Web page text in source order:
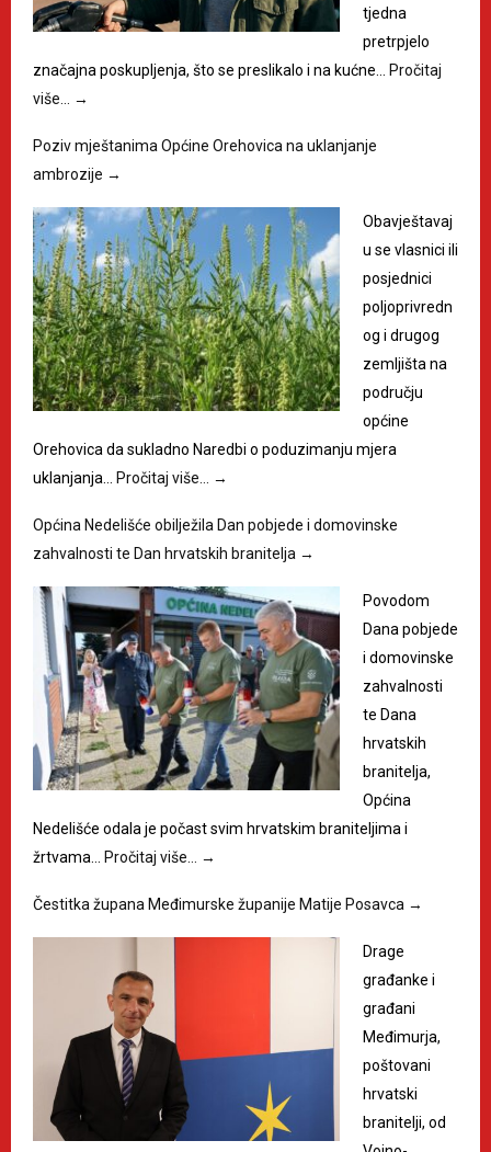
tjedna
pretrpjelo
značajna poskupljenja, što se preslikalo i na kućne… Pročitaj
više…
→
Poziv mještanima Općine Orehovica na uklanjanje
ambrozije →
Obavještavaj
u se vlasnici ili
posjednici
poljoprivredn
og i drugog
zemljišta na
području
općine
Orehovica da sukladno Naredbi o poduzimanju mjera
uklanjanja… Pročitaj više… →
Općina Nedelišće obilježila Dan pobjede i domovinske
zahvalnosti te Dan hrvatskih branitelja →
Povodom
Dana pobjede
i domovinske
zahvalnosti
te Dana
hrvatskih
branitelja,
Općina
Nedelišće odala je počast svim hrvatskim braniteljima i
žrtvama… Pročitaj više… →
Čestitka župana Međimurske županije Matije Posavca →
Drage
građanke i
građani
Međimurja,
poštovani
hrvatski
branitelji, od